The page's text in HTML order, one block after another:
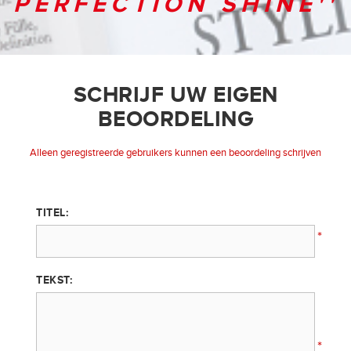
SCHRIJF UW EIGEN
BEOORDELING
Alleen geregistreerde gebruikers kunnen een beoordeling schrijven
TITEL:
*
TEKST:
*